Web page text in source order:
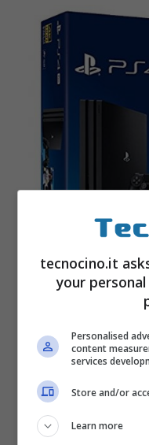
Interessante
100 euro quello
console di ultima
PRO insieme al
mondo ossia
tecnocino.it
your
Personalised
content
services
Store and/or
Learn more